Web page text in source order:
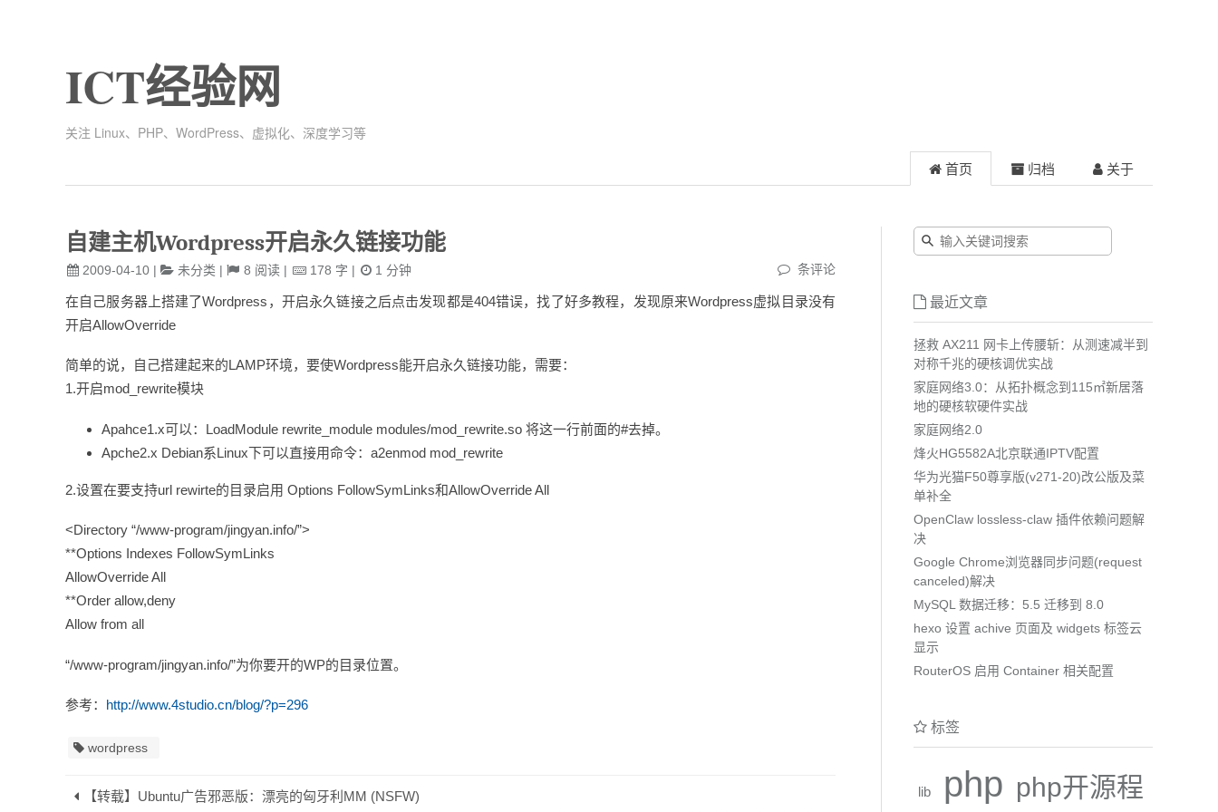
ICT经验网
关注 Linux、PHP、WordPress、虚拟化、深度学习等
首页 归档 关于
自建主机Wordpress开启永久链接功能
2009-04-10 | 未分类 | 8 阅读| 178 字 | 1 分钟 条评论
在自己服务器上搭建了Wordpress，开启永久链接之后点击发现都是404错误，找了好多教程，发现原来Wordpress虚拟目录没有
开启AllowOverride
简单的说，自己搭建起来的LAMP环境，要使Wordpress能开启永久链接功能，需要：
1.开启mod_rewrite模块
Apahce1.x可以：LoadModule rewrite_module modules/mod_rewrite.so 将这一行前面的#去掉。
Apche2.x Debian系Linux下可以直接用命令：a2enmod mod_rewrite
2.设置在要支持url rewirte的目录启用 Options FollowSymLinks和AllowOverride All
<Directory “/www-program/jingyan.info/”>
**Options Indexes FollowSymLinks
AllowOverride All
**Order allow,deny
Allow from all
“/www-program/jingyan.info/”为你要开的WP的目录位置。
参考： http://www.4studio.cn/blog/?p=296
wordpress
【转载】Ubuntu广告邪恶版：漂亮的匈牙利MM (NSFW)
最近文章
拯救 AX211 网卡上传腰斩：从测速减半到
对称千兆的硬核调优实战
家庭网络3.0：从拓扑概念到115㎡新居落
地的硬核软硬件实战
家庭网络2.0
烽火HG5582A北京联通IPTV配置
华为光猫F50尊享版(v271-20)改公版及菜
单补全
OpenClaw lossless-claw 插件依赖问题解
决
Google Chrome浏览器同步问题(request
canceled)解决
MySQL 数据迁移：5.5 迁移到 8.0
hexo 设置 achive 页面及 widgets 标签云
显示
RouterOS 启用 Container 相关配置
标签
lib php php开源程